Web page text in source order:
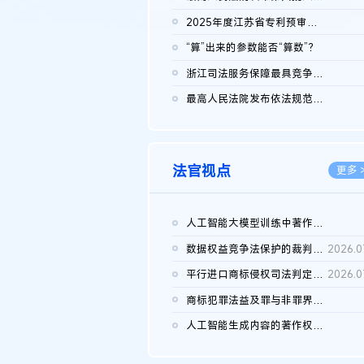
2025年度江苏省专利预审典型案例
“算”出来的参数能否“算数”？
浙江司法服务保障最具竞争力营商环境建设典型案例（第二批）含侵...
最高人民法院发布依法规范平台经营、保护消费者合法权益典型案例...
法官视点 更多
人工智能大模型训练中著作权的合理使用
数据权益竞争法保护的裁判路径构建
平行进口商标侵权司法判定规则的困境与纾解
商标犯罪法益及罪与非罪界限研究
人工智能生成内容的著作权司法认定：演进逻辑、现实困境与规则建...